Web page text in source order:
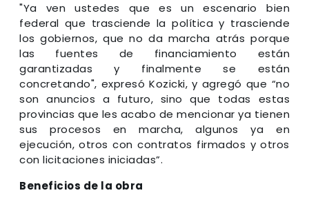
"Ya ven ustedes que es un escenario bien
federal que trasciende la política y trasciende
los gobiernos, que no da marcha atrás porque
las fuentes de financiamiento están
garantizadas y finalmente se están
concretando", expresó Kozicki, y agregó que “no
son anuncios a futuro, sino que todas estas
provincias que les acabo de mencionar ya tienen
sus procesos en marcha, algunos ya en
ejecución, otros con contratos firmados y otros
con licitaciones iniciadas”.
Beneficios de la obra